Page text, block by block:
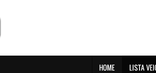
HOME LISTA